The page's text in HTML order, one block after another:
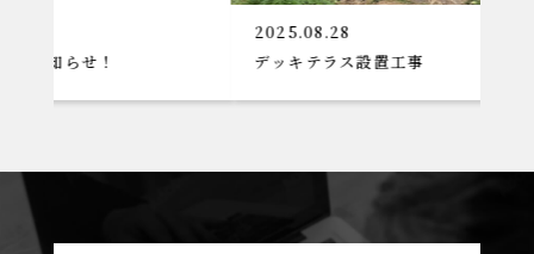
デッキテラス設置工事